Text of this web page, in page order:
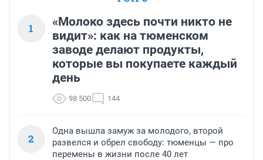
1
«Молоко здесь почти никто не
видит»: как на тюменском
заводе делают продукты,
которые вы покупаете каждый
день
98 500 144
2
Одна вышла замуж за молодого, второй
развелся и обрел свободу: тюменцы — про
перемены в жизни после 40 лет